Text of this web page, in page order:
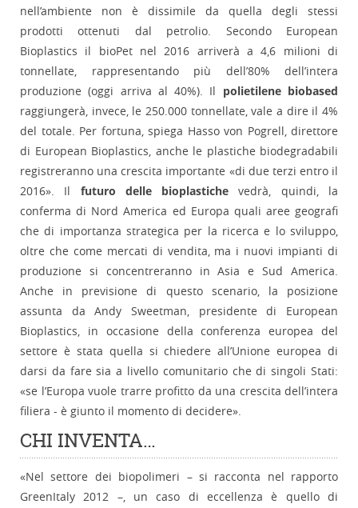
nell’ambiente non è dissimile da quella degli stessi
prodotti ottenuti dal petrolio. Secondo European
Bioplastics il bioPet nel 2016 arriverà a 4,6 milioni di
tonnellate, rappresentando più dell’80% dell’intera
produzione (oggi arriva al 40%). Il polietilene biobased
raggiungerà, invece, le 250.000 tonnellate, vale a dire il 4%
del totale. Per fortuna, spiega Hasso von Pogrell, direttore
di European Bioplastics, anche le plastiche biodegradabili
registreranno una crescita importante «di due terzi entro il
2016». Il futuro delle bioplastiche vedrà, quindi, la
conferma di Nord America ed Europa quali aree geografi
che di importanza strategica per la ricerca e lo sviluppo,
oltre che come mercati di vendita, ma i nuovi impianti di
produzione si concentreranno in Asia e Sud America.
Anche in previsione di questo scenario, la posizione
assunta da Andy Sweetman, presidente di European
Bioplastics, in occasione della conferenza europea del
settore è stata quella si chiedere all’Unione europea di
darsi da fare sia a livello comunitario che di singoli Stati:
«se l’Europa vuole trarre profitto da una crescita dell’intera
filiera - è giunto il momento di decidere».
CHI INVENTA…
«Nel settore dei biopolimeri – si racconta nel rapporto
GreenItaly 2012 –, un caso di eccellenza è quello di